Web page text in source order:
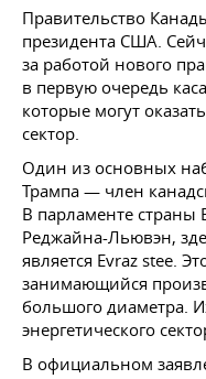
Правительство
президента США.
за работой нового
в первую очередь
которые могут
сектор.
Один из основных
Трампа — член
В парламенте страны
Реджайна-Льювэн,
является Evraz stee.
занимающийся
большого диаметра.
энергетического
В официальном